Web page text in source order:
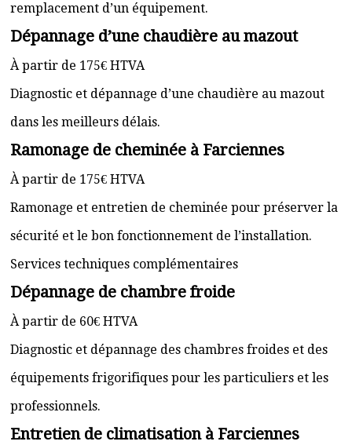
remplacement d’un équipement.
Dépannage d’une chaudière au mazout
À partir de 175€ HTVA
Diagnostic et dépannage d’une chaudière au mazout
dans les meilleurs délais.
Ramonage de cheminée à Farciennes
À partir de 175€ HTVA
Ramonage et entretien de cheminée pour préserver la
sécurité et le bon fonctionnement de l’installation.
Services techniques complémentaires
Dépannage de chambre froide
À partir de 60€ HTVA
Diagnostic et dépannage des chambres froides et des
équipements frigorifiques pour les particuliers et les
professionnels.
Entretien de climatisation à Farciennes